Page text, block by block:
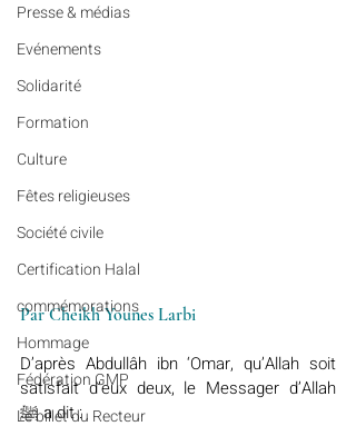
Presse & médias
Evénements
Solidarité
Formation
Culture
Fêtes religieuses
Société civile
Certification Halal
commémorations
Hommage
Fédération GMP
Le billet du Recteur
Par Cheikh Younes Larbi
D’après Abdullâh ibn ‘Omar, qu’Allah soit
satisfait d’eux deux, le Messager d’Allah
ﷺ a dit :